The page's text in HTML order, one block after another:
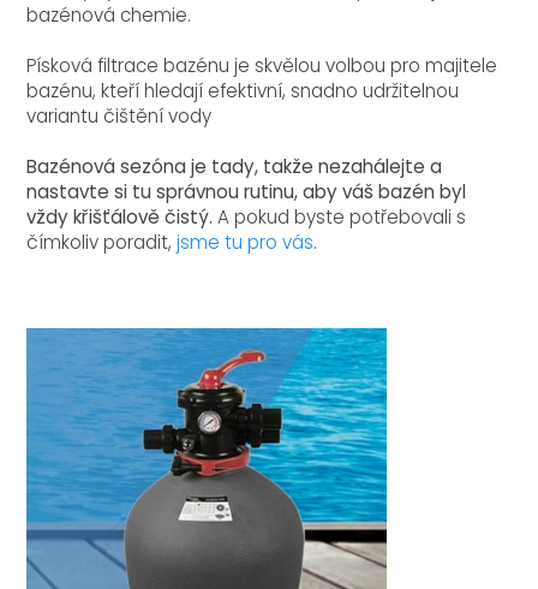
bazénová chemie.
Písková filtrace bazénu je skvělou volbou pro majitele
bazénu, kteří hledají efektivní, snadno udržitelnou
variantu čištění vody
Bazénová sezóna je tady, takže nezahálejte a
nastavte si tu správnou rutinu, aby váš bazén byl
vždy křišťálově čistý. A pokud byste potřebovali s
čímkoliv poradit,jsme tu pro vás.